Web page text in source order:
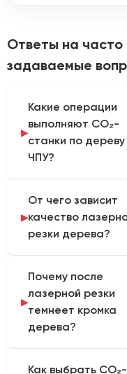
Ответы на часто
задаваемые
Какие операции
выполняют CO₂-
станки по дереву
ЧПУ?
применяют для
контурной резки и
гравировки
одном станке можно
наносить надписи,
изображения и
орнаменты, а также
вырезать детали,
их материал и
От чего зависит
качество
резки дерева?
порода и влажность
древесины,
смол, толщина
заготовки, положение
Почему после
лазерной резки
темнеет кромка
дерева?
Как выбрать CO₂-